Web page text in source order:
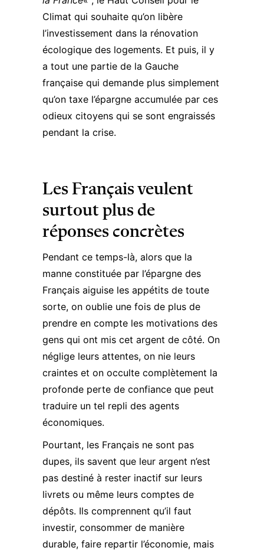
Climat qui souhaite qu’on libère
l’investissement dans la rénovation
écologique des logements. Et puis, il y
a tout une partie de la Gauche
française qui demande plus simplement
qu’on taxe l’épargne accumulée par ces
odieux citoyens qui se sont engraissés
pendant la crise.
Les Français veulent
surtout plus de
réponses concrètes
Pendant ce temps-là, alors que la
manne constituée par l’épargne des
Français aiguise les appétits de toute
sorte, on oublie une fois de plus de
prendre en compte les motivations des
gens qui ont mis cet argent de côté. On
néglige leurs attentes, on nie leurs
craintes et on occulte complètement la
profonde perte de confiance que peut
traduire un tel repli des agents
économiques.
Pourtant, les Français ne sont pas
dupes, ils savent que leur argent n’est
pas destiné à rester inactif sur leurs
livrets ou même leurs comptes de
dépôts. Ils comprennent qu’il faut
investir, consommer de manière
durable, faire repartir l’économie, mais